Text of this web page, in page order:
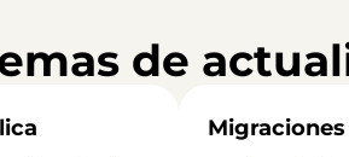
de
Migraciones